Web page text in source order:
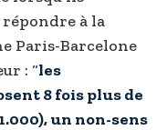
à la
Paris-Barcelone
: “les
8 fois plus de
un non-sens